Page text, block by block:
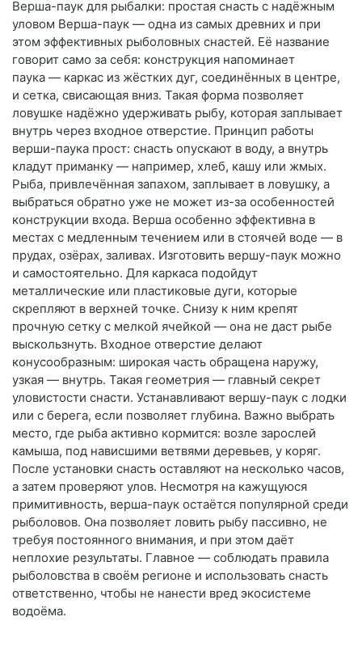
Верша-паук для рыбалки: простая снасть с надёжным
уловом Верша-паук — одна из самых древних и при
этом эффективных рыболовных снастей. Её название
говорит само за себя: конструкция напоминает
паука — каркас из жёстких дуг, соединённых в центре,
и сетка, свисающая вниз. Такая форма позволяет
ловушке надёжно удерживать рыбу, которая заплывает
внутрь через входное отверстие. Принцип работы
верши-паука прост: снасть опускают в воду, а внутрь
кладут приманку — например, хлеб, кашу или жмых.
Рыба, привлечённая запахом, заплывает в ловушку, а
выбраться обратно уже не может из-за особенностей
конструкции входа. Верша особенно эффективна в
местах с медленным течением или в стоячей воде — в
прудах, озёрах, заливах. Изготовить вершу-паук можно
и самостоятельно. Для каркаса подойдут
металлические или пластиковые дуги, которые
скрепляют в верхней точке. Снизу к ним крепят
прочную сетку с мелкой ячейкой — она не даст рыбе
выскользнуть. Входное отверстие делают
конусообразным: широкая часть обращена наружу,
узкая — внутрь. Такая геометрия — главный секрет
уловистости снасти. Устанавливают вершу-паук с лодки
или с берега, если позволяет глубина. Важно выбрать
место, где рыба активно кормится: возле зарослей
камыша, под нависшими ветвями деревьев, у коряг.
После установки снасть оставляют на несколько часов,
а затем проверяют улов. Несмотря на кажущуюся
примитивность, верша-паук остаётся популярной среди
рыболовов. Она позволяет ловить рыбу пассивно, не
требуя постоянного внимания, и при этом даёт
неплохие результаты. Главное — соблюдать правила
рыболовства в своём регионе и использовать снасть
ответственно, чтобы не нанести вред экосистеме
водоёма.